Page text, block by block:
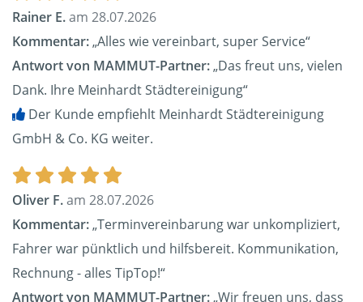
Rainer E.am 28.07.2026
Kommentar:„Alles wie vereinbart, super Service“
Antwort von MAMMUT-Partner:„Das freut uns, vielen
Dank. Ihre Meinhardt Städtereinigung“
Der Kunde empfiehlt Meinhardt Städtereinigung
GmbH & Co. KG weiter.
Oliver F.am 28.07.2026
Kommentar:„Terminvereinbarung war unkompliziert,
Fahrer war pünktlich und hilfsbereit. Kommunikation,
Rechnung - alles TipTop!“
Antwort von MAMMUT-Partner:„Wir freuen uns, dass